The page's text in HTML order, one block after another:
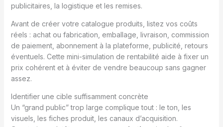
publicitaires, la logistique et les remises.
Avant de créer votre catalogue produits, listez vos coûts
réels : achat ou fabrication, emballage, livraison, commission
de paiement, abonnement à la plateforme, publicité, retours
éventuels. Cette mini-simulation de rentabilité aide à fixer un
prix cohérent et à éviter de vendre beaucoup sans gagner
assez.
Identifier une cible suffisamment concrète
Un “grand public” trop large complique tout : le ton, les
visuels, les fiches produit, les canaux d’acquisition.